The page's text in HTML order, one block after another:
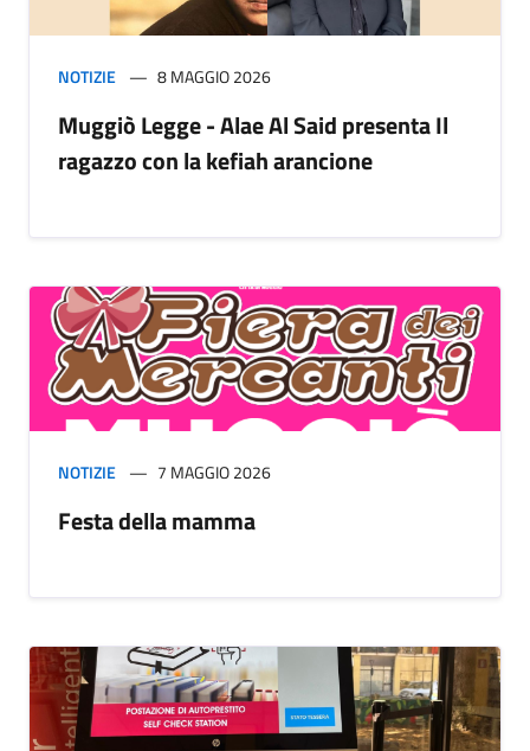
NOTIZIE 8 MAGGIO 2026
Muggiò Legge - Alae Al Said presenta Il
ragazzo con la kefiah arancione
NOTIZIE 7 MAGGIO 2026
Festa della mamma